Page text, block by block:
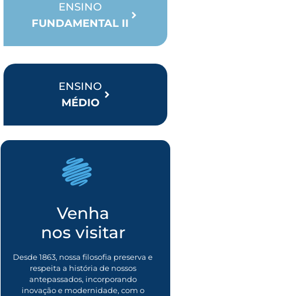
ENSINO
FUNDAMENTAL II
ENSINO
MÉDIO
Venha
nos visitar
Desde 1863, nossa filosofia preserva e
respeita a história de nossos
antepassados, incorporando
inovação e modernidade, com o